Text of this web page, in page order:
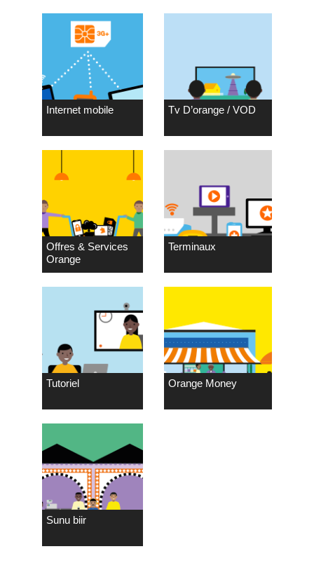
Internet mobile Tv D’orange / VOD
Offres & Services
Orange
Terminaux
Tutoriel Orange Money
Sunu biir